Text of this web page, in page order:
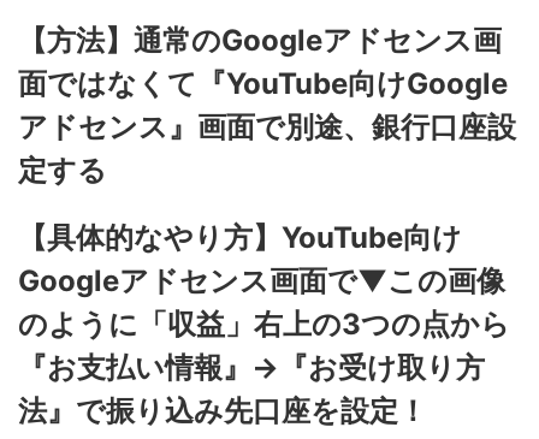
【方法】通常のGoogleアドセンス画
面ではなくて『YouTube向けGoogle
アドセンス』画面で別途、銀行口座設
定する
【具体的なやり方】YouTube向け
Googleアドセンス画面で▼この画像
のように「収益」右上の3つの点から
『お支払い情報』→『お受け取り方
法』で振り込み先口座を設定！